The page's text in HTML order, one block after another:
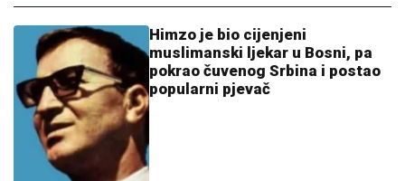
Himzo je bio cijenjeni
muslimanski ljekar u Bosni, pa
pokrao čuvenog Srbina i postao
popularni pjevač